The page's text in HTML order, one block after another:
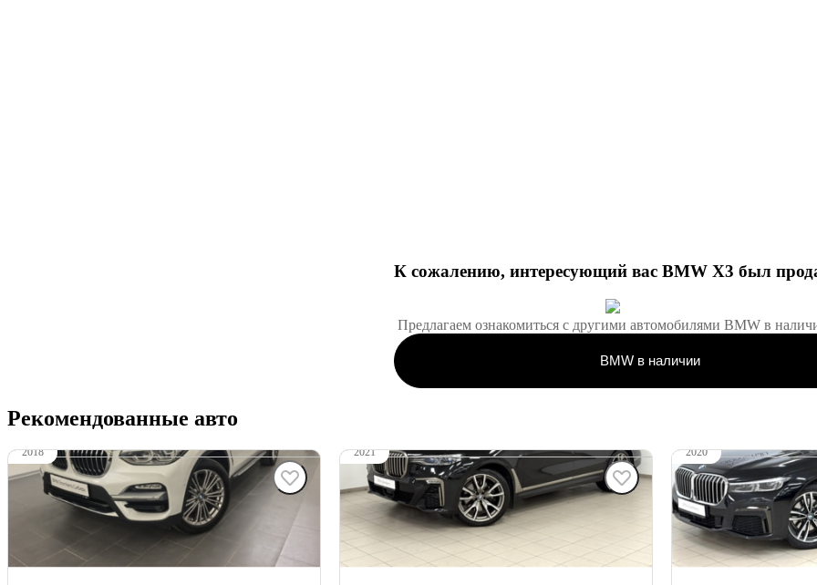
К сожалению, интересующий вас BMW X3 был
Предлагаем ознакомиться с другими автомобилями BMW в
BMW в наличии
Рекомендованные авто
BMW X3
2018
3 845 000 ₽
2 л (184 л.с.), АКПП, бензин, полный привод
BMW X7
2021
10 495 000 ₽
67 113 км
полный привод
4.4 л (530 л.с.), АКПП, бензин, полный привод
BMW 7 серии
2020
7 495 000 ₽
22 935 км
полный привод
3 л (249 л.с.), АКПП,